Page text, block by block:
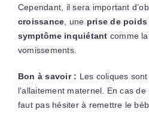
Cependant, il sera important
croissance , une prise de poids
symptôme inquiétant comme
vomissements.
Bon à savoir : Les coliques
l’allaitement maternel. En cas
faut pas hésiter à remettre le